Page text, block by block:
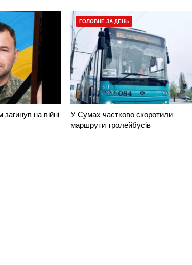
на війні
ГОЛОВНЕ ЗА ДЕНЬ
У Сумах частково скоротили
маршрути тролейбусів